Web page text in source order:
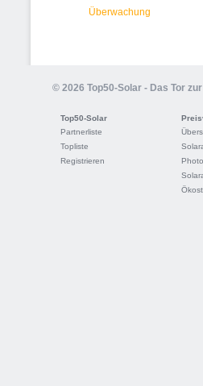
Überwachung
© 2026 Top50-Solar - Das Tor
Top50-Solar
Partnerliste
Topliste
Registrieren